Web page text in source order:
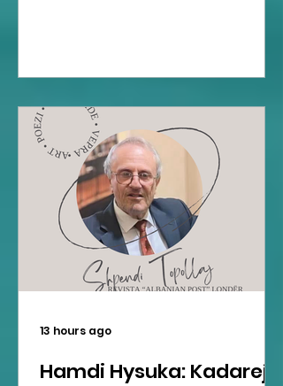
Hamdi Hysuka: Kadareja
13 hours ago